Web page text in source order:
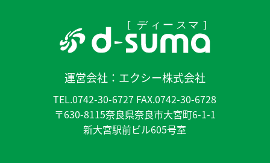
運営会社： エクシー株式会社
TEL.0742-30-6727 FAX.0742-30-6728
〒630-8115奈良県奈良市大宮町6-1-1
新大宮駅前ビル605号室